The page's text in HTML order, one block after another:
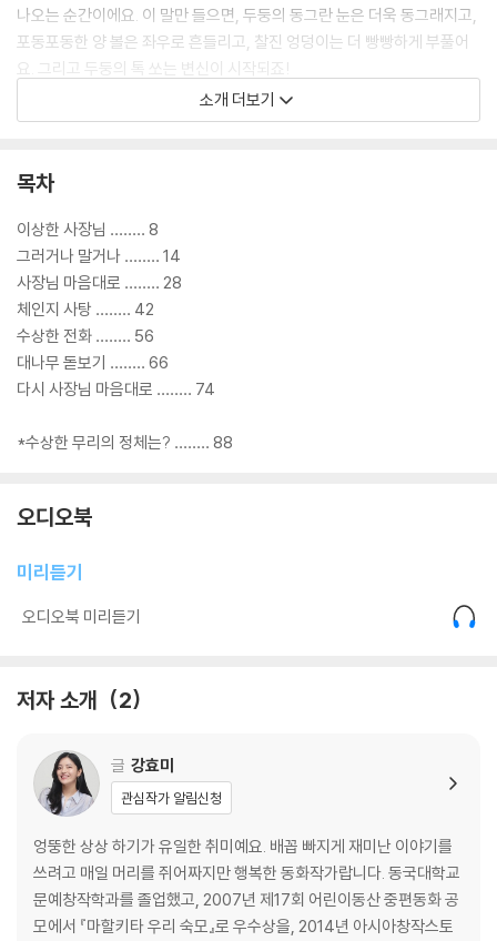
나오는 순간이에요. 이 말만 들으면, 두둥의 동그란 눈은 더욱 동그래지고,
포동포동한 양 볼은 좌우로 흔들리고, 찰진 엉덩이는 더 빵빵하게 부풀어
요. 그리고 두둥의 톡 쏘는 변신이 시작되죠!
“판다 두둥은 정말 엉뚱하고 귀여운 캐릭터예요! 저는 벌써 두둥과 사랑에
요. 친근하면서도 다채로운 모습을 뽐내는 매력덩어리죠. “졸려! 귀찮아!
대체 뭘까요? 또 “사장님 마음대로!”라는 말만 나오면 변신하는 건 무슨
까닭일까요? 한없이 느리고 자유로운 편의점 사장님 두둥의 비밀을 만나
보세요.
소개 더보기
목차
이상한 사장님 ‥‥‥‥ 8
그러거나 말거나 ‥‥‥‥ 14
사장님 마음대로 ‥‥‥‥ 28
체인지 사탕 ‥‥‥‥ 42
수상한 전화 ‥‥‥‥ 56
대나무 돋보기 ‥‥‥‥ 66
다시 사장님 마음대로 ‥‥‥‥ 74
*수상한 무리의 정체는? ‥‥‥‥ 88
오디오북
미리듣기
오디오북 미리듣기
저자 소개 2
글 강효미
관심작가 알림신청
엉뚱한 상상 하기가 유일한 취미예요. 배꼽 빠지게 재미난 이야기를
쓰려고 매일 머리를 쥐어짜지만 행복한 동화작가랍니다. 동국대학교
문예창작학과를 졸업했고, 2007년 제17회 어린이동산 중편동화 공
모에서 『마할키타 우리 숙모』로 우수상을, 2014년 아시아창작스토